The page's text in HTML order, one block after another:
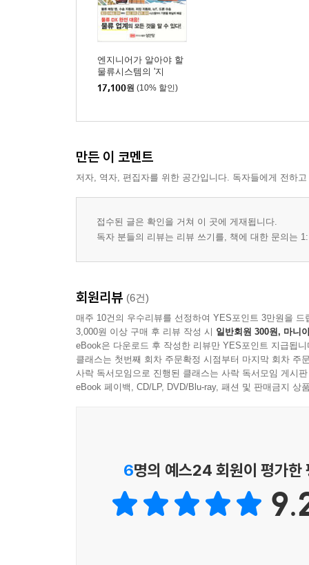
엔지니어가 알아야 할
물류시스템의 '지
식'과'기술'
17,100원 (10% 할인)
만든 이 코멘트
저자, 역자, 편집자를 위한 공간입니다. 독자들에게 전하
접수된 글은 확인을 거쳐 이 곳에 게재됩니다.
독자 분들의 리뷰는 리뷰 쓰기를, 책에 대한 문의는
회원리뷰 (6건)
매주 10건의 우수리뷰를 선정하여 YES포인트 3만원을 드
3,000원 이상 구매 후 리뷰 작성 시 일반회원 300원, 마니
eBook은 다운로드 후 작성한 리뷰만 YES포인트 지급됩니
클래스는 첫번째 회차 주문확정 시점부터 마지막 회차 주
사락 독서모임으로 진행된 클래스는 사락 독서모임 게시
eBook 페이백, CD/LP, DVD/Blu-ray, 패션 및 판매금지 상
6명의 예스24 회원이 평가한